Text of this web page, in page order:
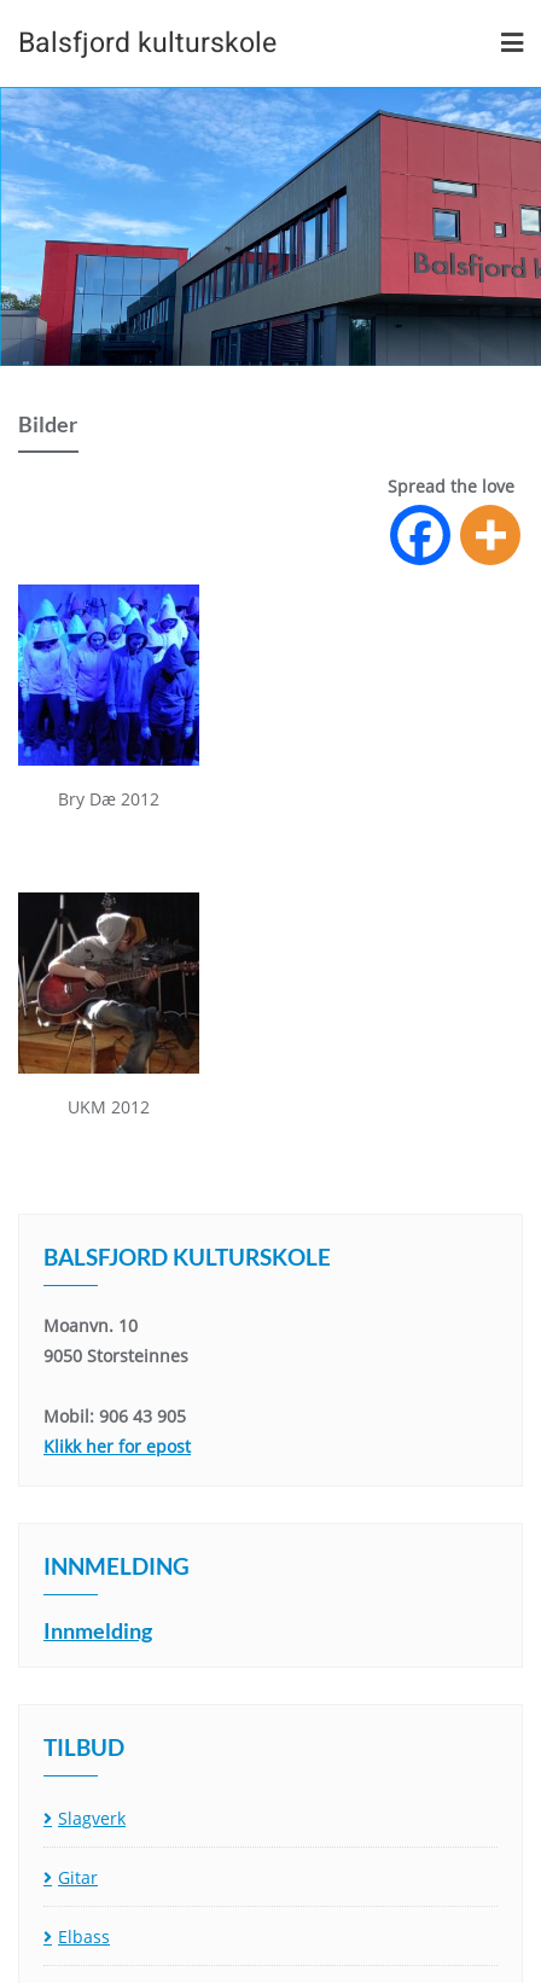
Balsfjord kulturskole
Bilder
Spread the love
Bry Dæ 2012
UKM 2012
BALSFJORD KULTURSKOLE
Moanvn. 10
9050 Storsteinnes
Mobil: 906 43 905
Klikk her for epost
INNMELDING
Innmelding
TILBUD
Slagverk
Gitar
Elbass